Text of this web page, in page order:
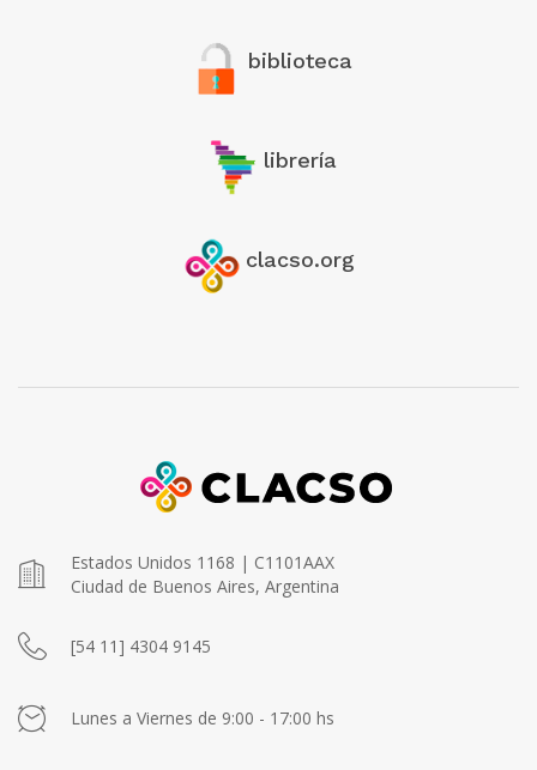
biblioteca
librería
clacso.org
Estados Unidos 1168 | C1101AAX
Ciudad de Buenos Aires, Argentina
[54 11] 4304 9145
Lunes a Viernes de 9:00 - 17:00 hs